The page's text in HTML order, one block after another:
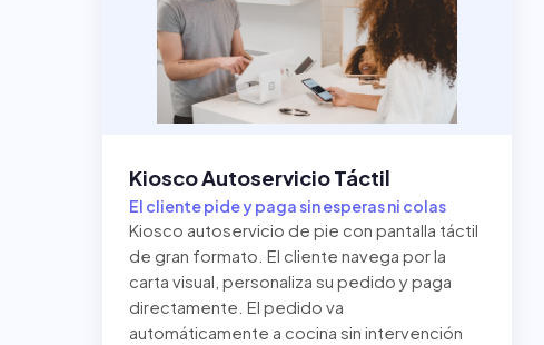
Kiosco Autoservicio Táctil
El cliente pide y paga sin esperas ni colas
Kiosco autoservicio de pie con pantalla táctil
de gran formato. El cliente navega por la
carta visual, personaliza su pedido y paga
directamente. El pedido va
automáticamente a cocina sin intervención